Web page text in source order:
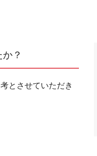
？
とさせていただき